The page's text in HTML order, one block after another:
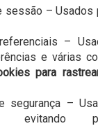
sessão – Usados
–
e várias
para
segurança –
evitando